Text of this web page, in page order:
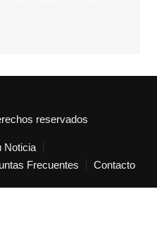
reservados
Noticia
Frecuentes Contacto